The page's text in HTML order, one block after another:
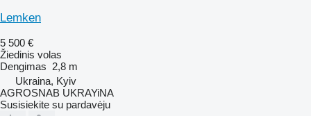
Lemken
5 500 €
Žiedinis volas
Dengimas 2,8 m
Ukraina, Kyiv
AGROSNAB UKRAYiNA
Susisiekite su pardavėju